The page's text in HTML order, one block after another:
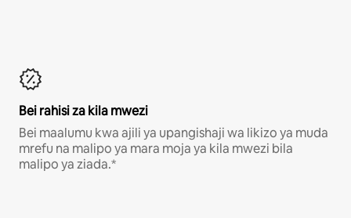
Bei rahisi za kila mwezi
Bei maalumu kwa ajili ya upangishaji wa likizo ya muda
mrefu na malipo ya mara moja ya kila mwezi bila
malipo ya ziada.*